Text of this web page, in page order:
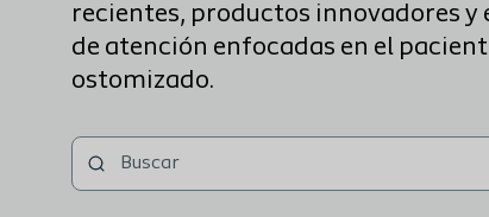
recientes, productos innovadores y
de atención enfocadas en el
ostomizado.